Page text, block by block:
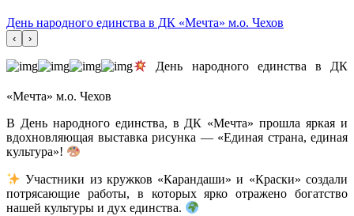
День народного единства в ДК «Мечта» м.о. Чехов
‹ ›
День народного единства в ДК
«Мечта» м.о. Чехов
В День народного единства, в ДК «Мечта» прошла яркая и
вдохновляющая выставка рисунка — «Единая страна, единая
культура»!
Участники из кружков «Карандаши» и «Краски» создали
потрясающие работы, в которых ярко отражено богатство
нашей культуры и дух единства.